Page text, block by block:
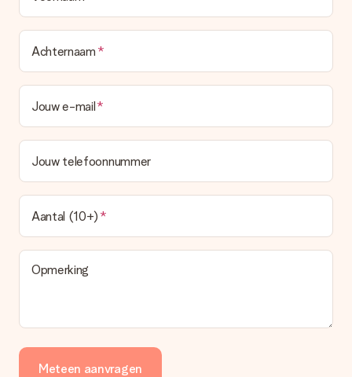
Achternaam
Jouw e-mail
Jouw telefoonnummer
Aantal (10+)
Opmerking
Meteen aanvragen